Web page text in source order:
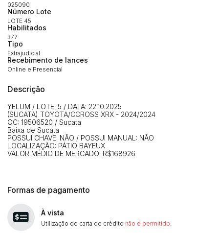
025090
Número Lote
LOTE 45
Habilitados
377
Tipo
Extrajudicial
Recebimento de lances
Online e Presencial
Descrição
YELUM / LOTE: 5 / DATA: 22.10.2025
(SUCATA) TOYOTA/CCROSS XRX - 2024/2024
OC: 19506520 / Sucata
Baixa de Sucata
POSSUI CHAVE: NÃO / POSSUI MANUAL: NÃO
LOCALIZAÇÃO: PÁTIO BAYEUX
VALOR MÉDIO DE MERCADO: R$168926
Formas de pagamento
À vista
Utilização de carta de crédito não é permitido
Clique aqui para fazer login